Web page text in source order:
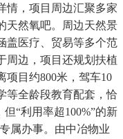
情，项目周边汇聚多家
天然氧吧。周边天然景
盖医疗、贸易等多个范
周边，项目还规划扶植
项目约800米，驾车10
等全龄段教育配套，恰
“利用率超100%”的新
属办事。由中冶物业